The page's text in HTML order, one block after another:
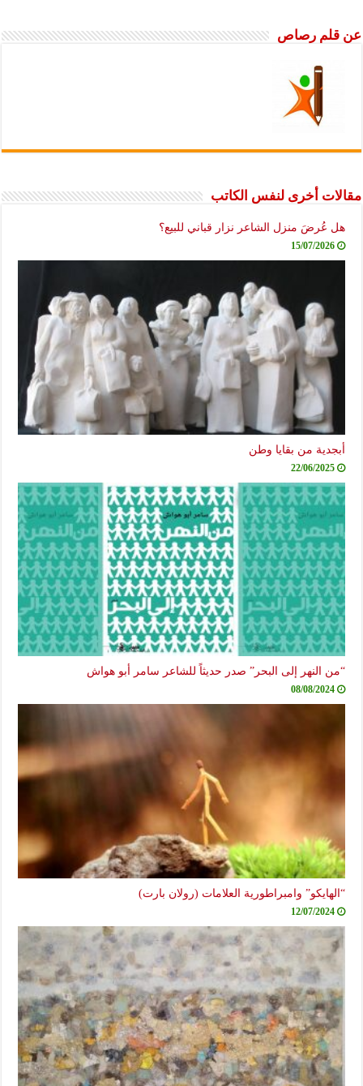
عن قلم رصاص
مقالات أخرى لنفس الكاتب
هل عُرضَ منزل الشاعر نزار قباني للبيع؟
15/07/2026
أبجدية من بقايا وطن
22/06/2025
“من النهر إلى البحر” صدر حديثاً للشاعر سامر أبو هواش
08/08/2024
“الهايكو” وامبراطورية العلامات (رولان بارت)
12/07/2024